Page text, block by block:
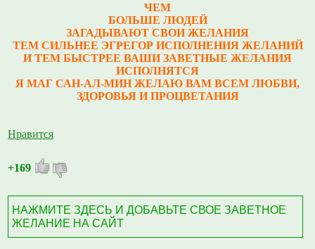
ЧЕМ
БОЛЬШЕ ЛЮДЕЙ
ЗАГАДЫВАЮТ СВОИ ЖЕЛАНИЯ
ТЕМ СИЛЬНЕЕ ЭГРЕГОР ИСПОЛНЕНИЯ ЖЕЛАНИЙ
И ТЕМ БЫСТРЕЕ ВАШИ ЗАВЕТНЫЕ ЖЕЛАНИЯ
ИСПОЛНЯТСЯ
Я МАГ САН-АЛ-МИН ЖЕЛАЮ ВАМ ВСЕМ ЛЮБВИ,
ЗДОРОВЬЯ И ПРОЦВЕТАНИЯ
Нравится
+169
НАЖМИТЕ ЗДЕСЬ И ДОБАВЬТЕ СВОЕ ЗАВЕТНОЕ
ЖЕЛАНИЕ НА САЙТ